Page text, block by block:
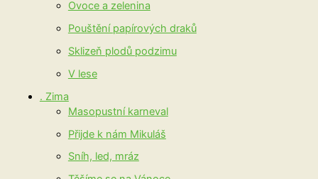
Ovoce a zelenina
Pouštění papírových draků
Sklizeň plodů podzimu
V lese
. Zima
Masopustní karneval
Přijde k nám Mikuláš
Sníh, led, mráz